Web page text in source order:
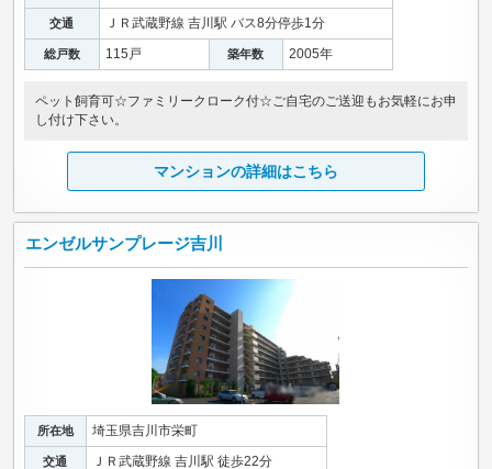
交通 ＪＲ武蔵野線 吉川駅 バス8分停歩1分
総戸数 115戸 築年数 2005年
ペット飼育可☆ファミリークローク付☆ご自宅のご送迎もお気軽にお申
し付け下さい。
マンションの詳細はこちら
エンゼルサンプレージ吉川
所在地 埼玉県吉川市栄町
交通 ＪＲ武蔵野線 吉川駅 徒歩22分